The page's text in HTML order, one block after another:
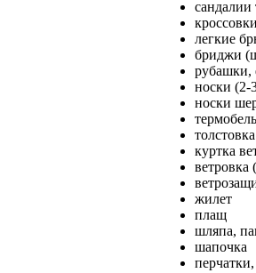
сандалии
легкие
бриджи
рубашки,
носки (2-
носки
куртка
ветровка
жилет
плащ
шляпа,
шапочка